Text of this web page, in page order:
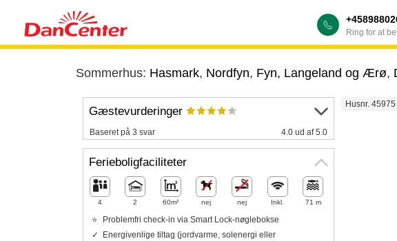
Ring for at
Sommerhus: Hasmark, Nordfyn, Fyn, Langeland og Ærø,
Husnr. 45975
Gæstevurderinger
Baseret på 3 svar 4.0 ud af 5.0
Ferieboligfaciliteter
4 2 60m² nej nej Inkl. 71 m
Problemfri check-in via Smart Lock-nøglebokse
Energivenlige tiltag (jordvarme, solenergi eller